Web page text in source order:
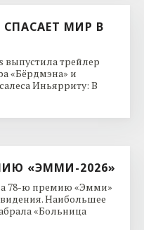
МИР В
выпустила трейлер
«Бёрдмэна» и
Иньярриту: В
«ЭММИ-2026»
78-ю премию «Эмми»
Наибольшее
«Больница